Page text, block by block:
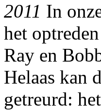
2011 In
het
Ray en
Helaas kan
getreurd: